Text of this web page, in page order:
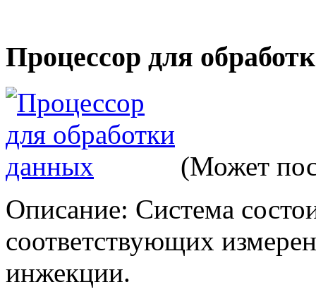
Процессор для
(Может
Описание: Система
соответствующих
инжекции.